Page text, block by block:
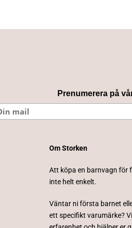
Prenumerera på
Om Storken
Att köpa en barnvagn för
inte helt enkelt.
Väntar ni första barnet
ett specifikt varumärke?